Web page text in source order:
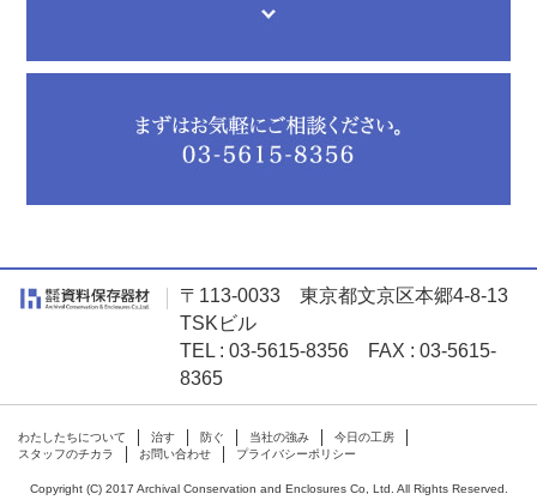
〒113-0033 東京都文京区本郷4-8-13
TSKビル
TEL : 03-5615-8356 FAX : 03-5615-
8365
わたしたちについて 治す 防ぐ 当社の強み
今日の工房
スタッフのチカラ
お問い合わせ プライバシーポリシー
Copyright (C) 2017 Archival Conservation and Enclosures Co, Ltd. All Rights Reserved.